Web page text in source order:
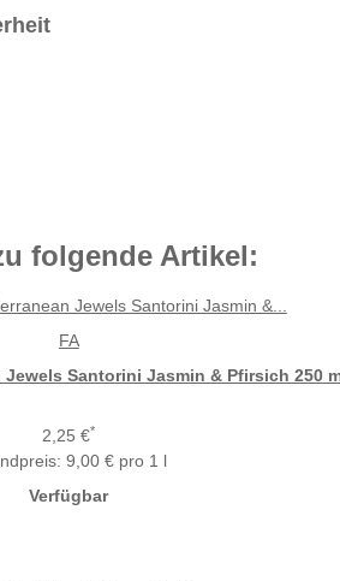
folgende Artikel:
Jewels Santorini Jasmin & Pfirsich 250
2,25 €*
9,00 € pro 1 l
Verfügbar
FA